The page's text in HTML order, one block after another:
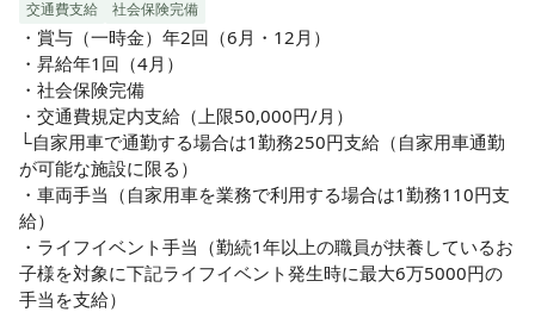
交通費支給 社会保険完備
・賞与（一時金）年2回（6月・12月）
・昇給年1回（4月）
・社会保険完備
・交通費規定内支給（上限50,000円/月）
└自家用車で通勤する場合は1勤務250円支給（自家用車通勤
が可能な施設に限る）
・車両手当（自家用車を業務で利用する場合は1勤務110円支
給）
・ライフイベント手当（勤続1年以上の職員が扶養しているお
子様を対象に下記ライフイベント発生時に最大6万5000円の
手当を支給）